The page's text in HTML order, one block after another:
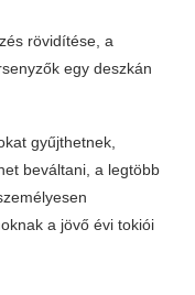
rövidítése, a
egy deszkán
gyűjthetnek,
beváltani, a legtöbb
a jövő évi tokiói